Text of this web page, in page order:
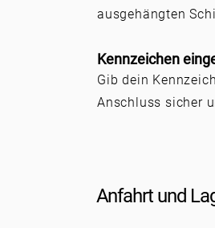
ausgehängten
Kennzeichen
Gib dein
Anschluss sicher
Anfahrt und